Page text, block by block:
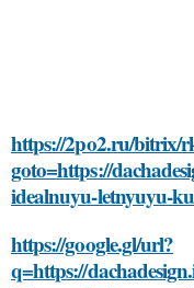
https://2po2.ru/bitrix/
goto=https://
idealnuyu-letnyuyu-
https://google.gl/url?
q=https://